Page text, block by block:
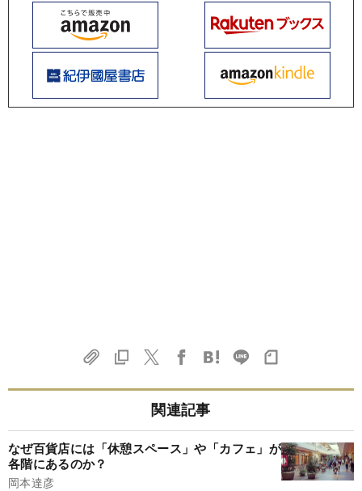
関連記事
なぜ百貨店には「休憩スペース」や「カフェ」が
各階にあるのか？
岡本達彦